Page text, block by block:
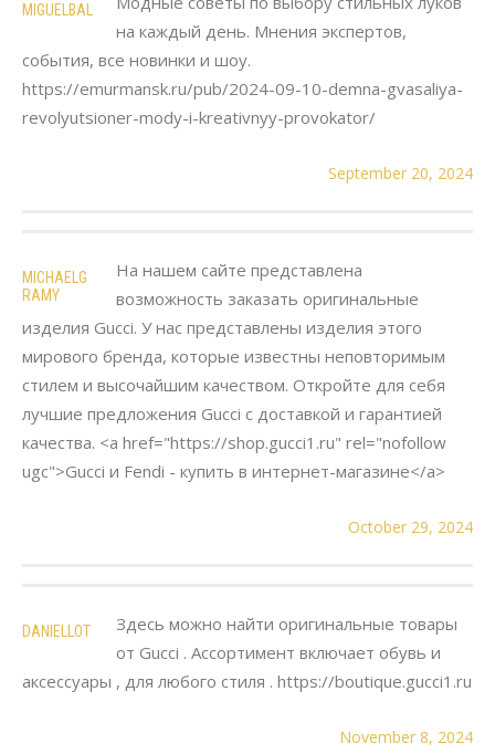
MIGUELBAL
на каждый день. Мнения экспертов,
события, все новинки и шоу.
https://emurmansk.ru/pub/2024-09-10-demna-gvasaliya-
revolyutsioner-mody-i-kreativnyy-provokator/
September 20, 2024
MICHAELG
RAMY
На нашем сайте представлена
возможность заказать оригинальные
изделия Gucci. У нас представлены изделия этого
мирового бренда, которые известны неповторимым
стилем и высочайшим качеством. Откройте для себя
лучшие предложения Gucci с доставкой и гарантией
качества. <a href="https://shop.gucci1.ru" rel="nofollow
ugc">Gucci и Fendi - купить в интернет-магазине</a>
October 29, 2024
DANIELLOT
Здесь можно найти оригинальные товары
от Gucci . Ассортимент включает обувь и
аксессуары , для любого стиля . https://boutique.gucci1.ru
November 8, 2024